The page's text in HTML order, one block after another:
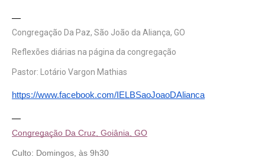
—
Congregação Da Paz, São João da Aliança, GO
Reflexões diárias na página da congregação
Pastor: Lotário Vargon Mathias
https://www.facebook.com/IELBSaoJoaoDAlianca
—
Congregação Da Cruz, Goiânia, GO
Culto: Domingos, às 9h30